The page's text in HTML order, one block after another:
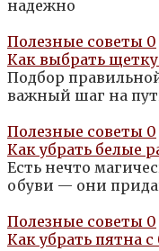
надежно
Полезные советы 0
Как выбрать
Подбор
важный шаг на
Полезные советы 0
Как убрать белые
Есть нечто
обуви — они
Полезные советы 0
Как убрать пятна с